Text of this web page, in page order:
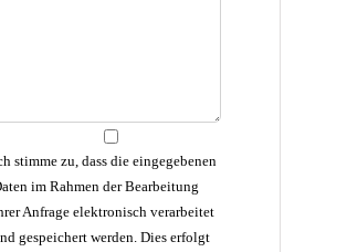
stimme zu, dass die eingegebenen
im Rahmen der Bearbeitung
Anfrage elektronisch verarbeitet
gespeichert werden. Dies erfolgt